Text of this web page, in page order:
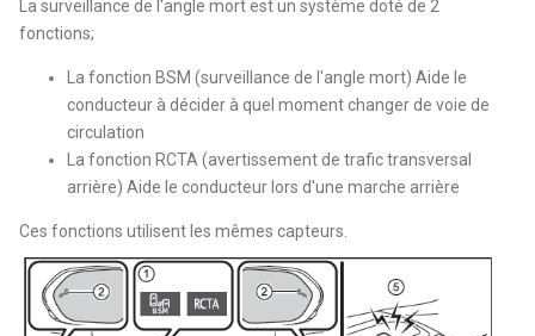
La surveillance de l'angle mort est un système doté de 2
fonctions;
La fonction BSM (surveillance de l'angle mort) Aide le
conducteur à décider à quel moment changer de voie de
circulation
La fonction RCTA (avertissement de trafic transversal
arrière) Aide le conducteur lors d'une marche arrière
Ces fonctions utilisent les mêmes capteurs.